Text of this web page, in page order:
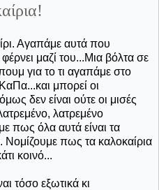
Αγαπάμε αυτά που
μαζί του...Μια βόλτα σε
για το τι αγαπάμε στο
μπορεί οι
δεν είναι ούτε οι μισές
λατρεμένο
πως όλα αυτά είναι τα
Νομίζουμε πως τα καλοκαίρια
κοινό...
τόσο εξωτικά κι